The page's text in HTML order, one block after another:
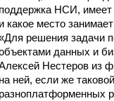
поддержка НСИ, имеет
и какое место
решения задачи
данных и
Нестеров из
на ней, если же
разноплатформенных